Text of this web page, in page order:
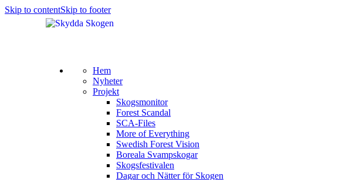
Skip to contentSkip to footer
Hem
Nyheter
Projekt
Skogsmonitor
Forest Scandal
SCA-Files
More of Everything
Swedish Forest Vision
Boreala Svampskogar
Skogsfestivalen
Dagar och Nätter för Skogen